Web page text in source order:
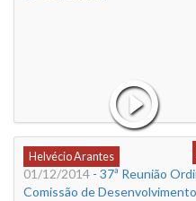
Helvécio Arantes
01/12/2014 - 37ª Reunião
Comissão de Desenvolvimento